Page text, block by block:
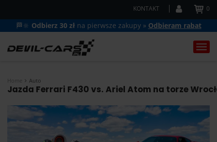
KONTAKT 0
🏁🔆 Odbierz 30 zł na pierwsze zakupy » Odbieram rabat
Home Auto
Jazda Ferrari F430 vs. Ariel Atom na torze